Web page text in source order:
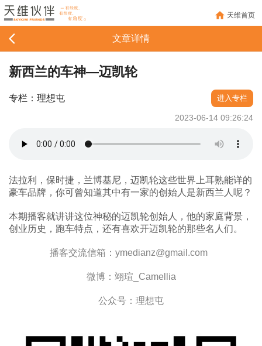
天维首页
文章详情
新西兰的车神—迈凯轮
专栏：理想屯 进入专栏
2023-06-14 09:26:24
法拉利，保时捷，兰博基尼，迈凯轮这些世界上耳熟能详的
豪车品牌，你可曾知道其中有一家的创始人是新西兰人呢？
本期播客就讲讲这位神秘的迈凯轮创始人，他的家庭背景，
创业历史，跑车特点，还有喜欢开迈凯轮的那些名人们。
播客交流信箱：ymedianz@gmail.com
微博：翊瑄_Camellia
公众号：理想屯